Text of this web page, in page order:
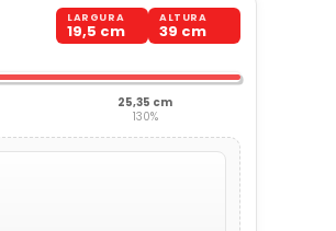
LARGURA
19,5 cm
ALTURA
39 cm
25,35 cm
130%